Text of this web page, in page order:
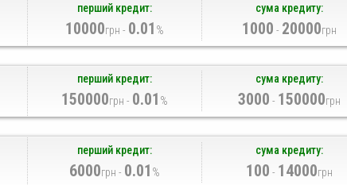
перший кредит:
10000грн - 0.01 %
сума кредиту:
1000 - 20000грн
перший кредит:
150000грн - 0.01 %
сума кредиту:
3000 - 150000грн
перший кредит:
6000грн - 0.01 %
сума кредиту:
100 - 14000грн